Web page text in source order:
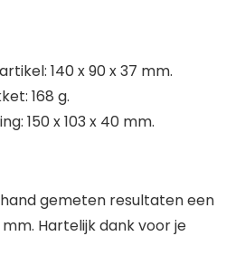
140 x 90 x 37 mm.
168 g.
150 x 103 x 40 mm.
hand gemeten resultaten een
Hartelijk dank voor je